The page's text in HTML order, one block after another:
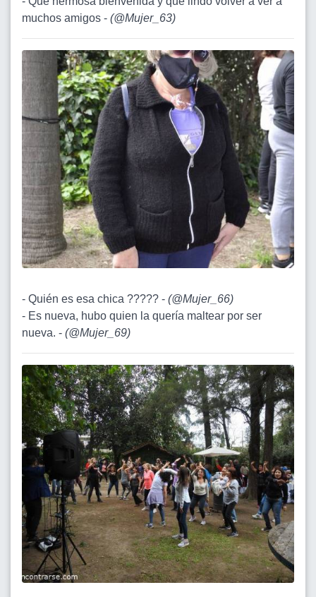
muchos amigos - (@Mujer_63)
- Quién es esa chica ????? - (@Mujer_66)
- Es nueva, hubo quien la quería maltear por ser
nueva. - (@Mujer_69)